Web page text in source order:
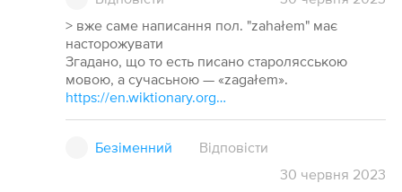
> вже саме написання пол. "zahałem" має
насторожувати
Згадано, що то есть писано старолясською
мовою, а сучасьною — «zagałem».
https://en.wiktionary.org/wiki/загал#Ukrainian
Безіменний
Відповісти
30 червня 2023